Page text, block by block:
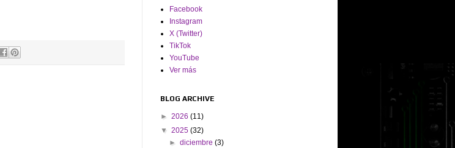
Facebook
Instagram
X (Twitter)
TikTok
YouTube
Ver más
BLOG ARCHIVE
► 2026 (11)
▼ 2025 (32)
►diciembre(3)